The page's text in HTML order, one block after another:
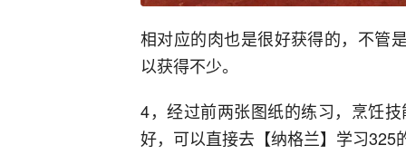
相对应的肉也是很好获得的，不管
以获得不少。
4，经过前两张图纸的练习，烹饪
好，可以直接去【纳格兰】学习325